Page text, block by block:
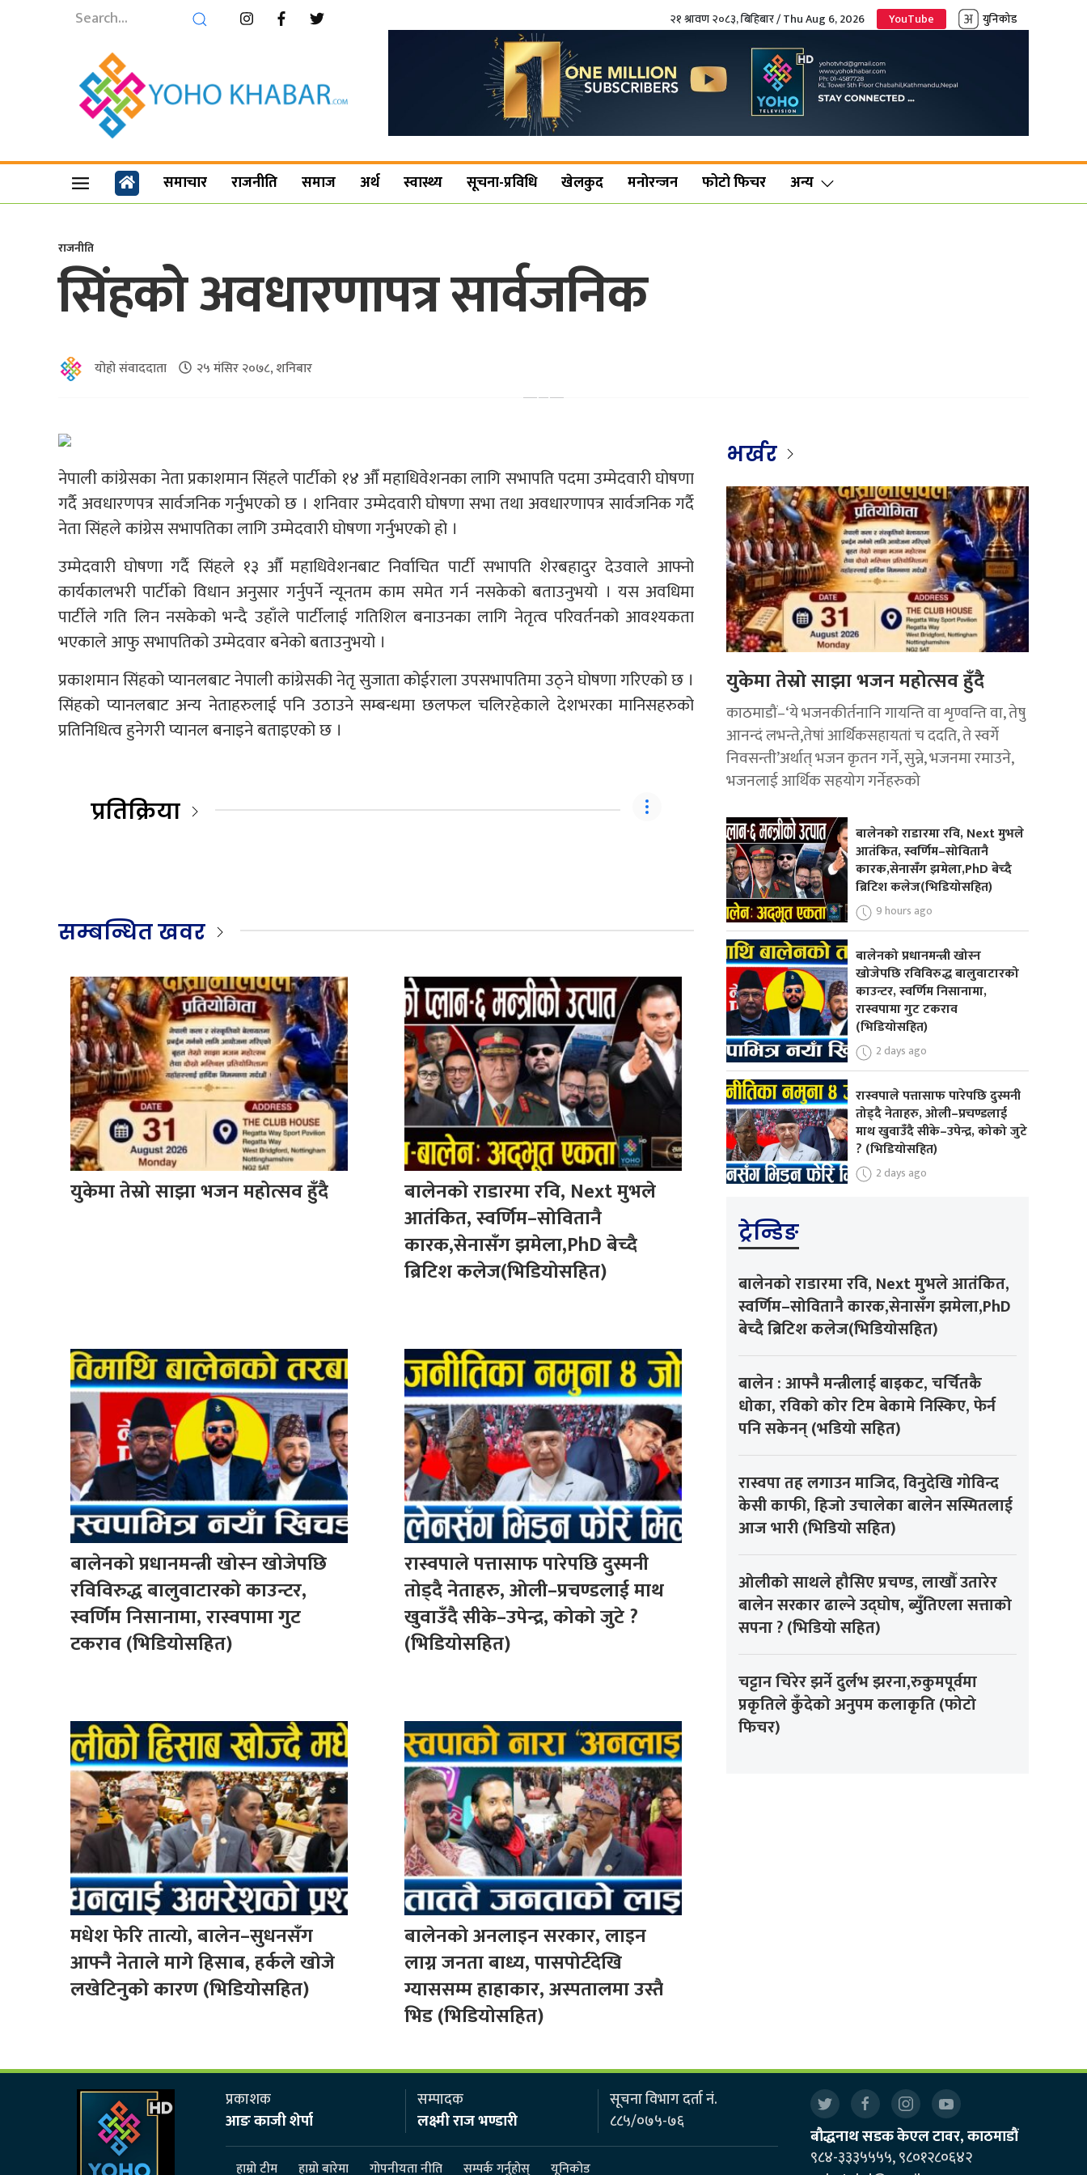
२१ श्रावण २०८३, बिहिबार / Thu Aug 6, 2026 YouTube युनिकोड
समाचार राजनीति समाज अर्थ स्वास्थ्य सूचना-प्रविधि खेलकुद मनोरन्जन फोटो फिचर अन्य
राजनीति
सिंहको अवधारणापत्र सार्वजनिक
योहो संवाददाता २५ मंसिर २०७८, शनिबार
नेपाली कांग्रेसका नेता प्रकाशमान सिंहले पार्टीको १४ औँ महाधिवेशनका लागि सभापति पदमा उम्मेदवारी घोषणा
गर्दै अवधारणपत्र सार्वजनिक गर्नुभएको छ । शनिवार उम्मेदवारी घोषणा सभा तथा अवधारणापत्र सार्वजनिक गर्दै
नेता सिंहले कांग्रेस सभापतिका लागि उम्मेदवारी घोषणा गर्नुभएको हो ।
उम्मेदवारी घोषणा गर्दै सिंहले १३ औँ महाधिवेशनबाट निर्वाचित पार्टी सभापति शेरबहादुर देउवाले आफ्नो
कार्यकालभरी पार्टीको विधान अनुसार गर्नुपर्ने न्यूनतम काम समेत गर्न नसकेको बताउनुभयो । यस अवधिमा
पार्टीले गति लिन नसकेको भन्दै उहाँले पार्टीलाई गतिशिल बनाउनका लागि नेतृत्व परिवर्तनको आवश्यकता
भएकाले आफु सभापतिको उम्मेदवार बनेको बताउनुभयो ।
प्रकाशमान सिंहको प्यानलबाट नेपाली कांग्रेसकी नेतृ सुजाता कोईराला उपसभापतिमा उठ्ने घोषणा गरिएको छ ।
सिंहको प्यानलबाट अन्य नेताहरुलाई पनि उठाउने सम्बन्धमा छलफल चलिरहेकाले देशभरका मानिसहरुको
प्रतिनिधित्व हुनेगरी प्यानल बनाइने बताइएको छ ।
प्रतिक्रिया
सम्बन्धित खवर
युकेमा तेस्रो साझा भजन महोत्सव हुँदै
बालेनको राडारमा रवि, Next मुभले
आतंकित, स्वर्णिम–सोवितानै
कारक,सेनासँग झमेला,PhD बेच्दै
ब्रिटिश कलेज(भिडियोसहित)
बालेनको प्रधानमन्त्री खोस्न खोजेपछि
रविविरुद्ध बालुवाटारको काउन्टर,
स्वर्णिम निसानामा, रास्वपामा गुट
टकराव (भिडियोसहित)
रास्वपाले पत्तासाफ पारेपछि दुस्मनी
तोड्दै नेताहरु, ओली–प्रचण्डलाई माथ
खुवाउँदै सीके–उपेन्द्र, कोको जुटे ?
(भिडियोसहित)
मधेश फेरि तात्यो, बालेन–सुधनसँग
आफ्नै नेताले मागे हिसाब, हर्कले खोजे
लखेटिनुको कारण (भिडियोसहित)
बालेनको अनलाइन सरकार, लाइन
लाग्न जनता बाध्य, पासपोर्टदेखि
ग्याससम्म हाहाकार, अस्पतालमा उस्तै
भिड (भिडियोसहित)
भर्खर
युकेमा तेस्रो साझा भजन महोत्सव हुँदै
काठमाडौं–‘ये भजनकीर्तनानि गायन्ति वा शृण्वन्ति वा, तेषु
आनन्दं लभन्ते,तेषां आर्थिकसहायतां च ददति, ते स्वर्गे
निवसन्ती’अर्थात् भजन कृतन गर्ने, सुन्ने, भजनमा रमाउने,
भजनलाई आर्थिक सहयोग गर्नेहरुको
बालेनको राडारमा रवि, Next मुभले
आतंकित, स्वर्णिम–सोवितानै
कारक,सेनासँग झमेला,PhD बेच्दै
ब्रिटिश कलेज(भिडियोसहित)
9 hours ago
बालेनको प्रधानमन्त्री खोस्न
खोजेपछि रविविरुद्ध बालुवाटारको
काउन्टर, स्वर्णिम निसानामा,
रास्वपामा गुट टकराव
(भिडियोसहित)
2 days ago
रास्वपाले पत्तासाफ पारेपछि दुस्मनी
तोड्दै नेताहरु, ओली–प्रचण्डलाई
माथ खुवाउँदै सीके–उपेन्द्र, कोको जुटे
? (भिडियोसहित)
2 days ago
ट्रेन्डिङ
बालेनको राडारमा रवि, Next मुभले आतंकित,
स्वर्णिम–सोवितानै कारक,सेनासँग झमेला,PhD
बेच्दै ब्रिटिश कलेज(भिडियोसहित)
बालेन : आफ्नै मन्त्रीलाई बाइकट, चर्चितकै
धोका, रविको कोर टिम बेकामे निस्किए, फेर्न
पनि सकेनन् (भडियो सहित)
रास्वपा तह लगाउन माजिद, विनुदेखि गोविन्द
केसी काफी, हिजो उचालेका बालेन सस्मितलाई
आज भारी (भिडियो सहित)
ओलीको साथले हौसिए प्रचण्ड, लाखौँ उतारेर
बालेन सरकार ढाल्ने उद्घोष, ब्युँतिएला सत्ताको
सपना ? (भिडियो सहित)
चट्टान चिरेर झर्ने दुर्लभ झरना,रुकुमपूर्वमा
प्रकृतिले कुँदेको अनुपम कलाकृति (फोटो
फिचर)
प्रकाशक
आङ काजी शेर्पा
सम्पादक
लक्ष्मी राज भण्डारी
सूचना विभाग दर्ता नं.
८८५/०७५-७६
हाम्रो टीम हाम्रो बारेमा गोपनीयता नीति सम्पर्क गर्नुहोस् यूनिकोड
बौद्धनाथ सडक केएल टावर, काठमाडौं
९८४-३३३५५५५, ९८०१२८०६४२